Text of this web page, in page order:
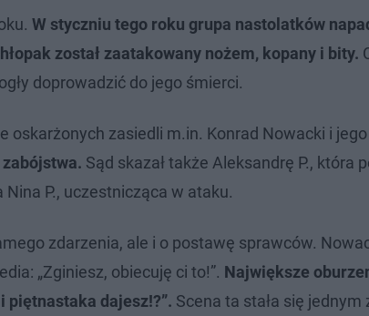
W styczniu tego roku grupa nastolatków
został zaatakowany nożem, kopany i bity.
doprowadzić do jego śmierci.
oskarżonych zasiedli m.in. Konrad Nowacki i
Sąd skazał także Aleksandrę P., która
Nina P., uczestnicząca w ataku.
zdarzenia, ale i o postawę sprawców.
„Zginiesz, obiecuję ci to!”. Największe
piętnastaka dajesz!?”. Scena ta stała się jednym